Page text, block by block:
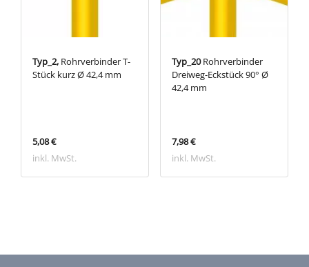
Typ_2, Rohrverbinder T-
Stück kurz Ø 42,4 mm
5,08 €
inkl. MwSt.
Typ_20Rohrverbinder
Dreiweg-Eckstück 90° Ø
42,4 mm
7,98 €
inkl. MwSt.